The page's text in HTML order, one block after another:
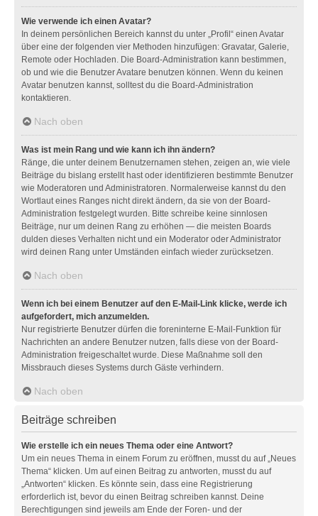
Wie verwende ich einen Avatar?
In deinem persönlichen Bereich kannst du unter „Profil“ einen Avatar
über eine der folgenden vier Methoden hinzufügen: Gravatar, Galerie,
Remote oder Hochladen. Die Board-Administration kann bestimmen,
ob und wie die Benutzer Avatare benutzen können. Wenn du keinen
Avatar benutzen kannst, solltest du die Board-Administration
kontaktieren.
Nach oben
Was ist mein Rang und wie kann ich ihn ändern?
Ränge, die unter deinem Benutzernamen stehen, zeigen an, wie viele
Beiträge du bislang erstellt hast oder identifizieren bestimmte Benutzer
wie Moderatoren und Administratoren. Normalerweise kannst du den
Wortlaut eines Ranges nicht direkt ändern, da sie von der Board-
Administration festgelegt wurden. Bitte schreibe keine sinnlosen
Beiträge, nur um deinen Rang zu erhöhen — die meisten Boards
dulden dieses Verhalten nicht und ein Moderator oder Administrator
wird deinen Rang unter Umständen einfach wieder zurücksetzen.
Nach oben
Wenn ich bei einem Benutzer auf den E-Mail-Link klicke, werde ich
aufgefordert, mich anzumelden.
Nur registrierte Benutzer dürfen die foreninterne E-Mail-Funktion für
Nachrichten an andere Benutzer nutzen, falls diese von der Board-
Administration freigeschaltet wurde. Diese Maßnahme soll den
Missbrauch dieses Systems durch Gäste verhindern.
Nach oben
Beiträge schreiben
Wie erstelle ich ein neues Thema oder eine Antwort?
Um ein neues Thema in einem Forum zu eröffnen, musst du auf „Neues
Thema“ klicken. Um auf einen Beitrag zu antworten, musst du auf
„Antworten“ klicken. Es könnte sein, dass eine Registrierung
erforderlich ist, bevor du einen Beitrag schreiben kannst. Deine
Berechtigungen sind jeweils am Ende der Foren- und der